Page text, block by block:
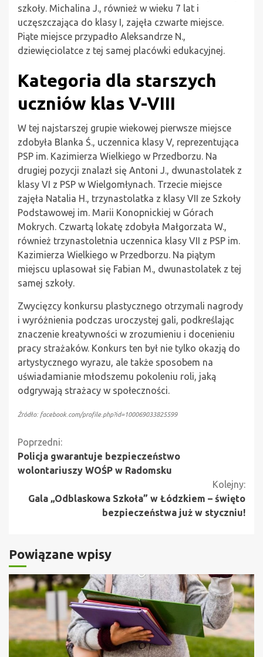
szkoły. Michalina J., również w wieku 7 lat i
uczęszczająca do klasy I, zajęła czwarte miejsce.
Piąte miejsce przypadło Aleksandrze N.,
dziewięciolatce z tej samej placówki edukacyjnej.
Kategoria dla starszych
uczniów klas V-VIII
W tej najstarszej grupie wiekowej pierwsze miejsce
zdobyła Blanka Ś., uczennica klasy V, reprezentująca
PSP im. Kazimierza Wielkiego w Przedborzu. Na
drugiej pozycji znalazł się Antoni J., dwunastolatek z
klasy VI z PSP w Wielgomłynach. Trzecie miejsce
zajęła Natalia H., trzynastolatka z klasy VII ze Szkoły
Podstawowej im. Marii Konopnickiej w Górach
Mokrych. Czwartą lokatę zdobyła Małgorzata W.,
również trzynastoletnia uczennica klasy VII z PSP im.
Kazimierza Wielkiego w Przedborzu. Na piątym
miejscu uplasował się Fabian M., dwunastolatek z tej
samej szkoły.
Zwycięzcy konkursu plastycznego otrzymali nagrody
i wyróżnienia podczas uroczystej gali, podkreślając
znaczenie kreatywności w zrozumieniu i docenieniu
pracy strażaków. Konkurs ten był nie tylko okazją do
artystycznego wyrazu, ale także sposobem na
uświadamianie młodszemu pokoleniu roli, jaką
odgrywają strażacy w społeczności.
Źródło: facebook.com/profile.php?id=100069033825599
Kontynuuj
czytanie
Poprzedni:
Policja gwarantuje bezpieczeństwo
wolontariuszy WOŚP w Radomsku
Kolejny:
Gala „Odblaskowa Szkoła” w Łódzkiem – święto
bezpieczeństwa już w styczniu!
Powiązane wpisy